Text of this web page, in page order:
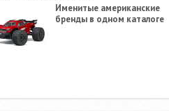
Именитые американские
бренды в одном каталоге